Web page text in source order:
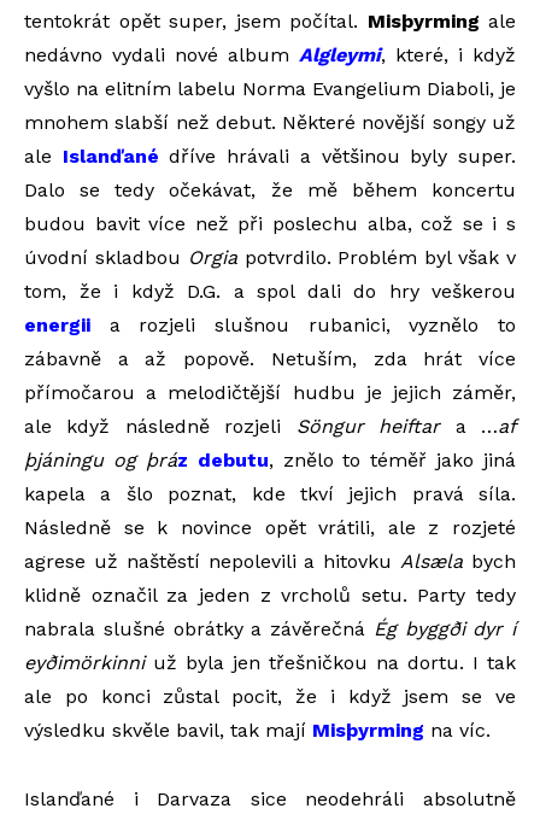
tentokrát opět super, jsem počítal. Misþyrming ale
nedávno vydali nové album Algleymi, které, i když
vyšlo na elitním labelu Norma Evangelium Diaboli, je
mnohem slabší než debut. Některé novější songy už
ale Islanďané dříve hrávali a většinou byly super.
Dalo se tedy očekávat, že mě během koncertu
budou bavit více než při poslechu alba, což se i s
úvodní skladbou Orgiapotvrdilo. Problém byl však v
tom, že i když D.G. a spol dali do hry veškerou
energii a rozjeli slušnou rubanici, vyznělo to
zábavně a až popově. Netuším, zda hrát více
přímočarou a melodičtější hudbu je jejich záměr,
ale když následně rozjeli Söngur heiftara …af
þjáningu og þráz debutu, znělo to téměř jako jiná
kapela a šlo poznat, kde tkví jejich pravá síla.
Následně se k novince opět vrátili, ale z rozjeté
agrese už naštěstí nepolevili a hitovkuAlsæla bych
klidně označil za jeden z vrcholů setu. Party tedy
nabrala slušné obrátky a závěrečná Ég byggði dyr í
eyðimörkinniuž byla jen třešničkou na dortu. I tak
ale po konci zůstal pocit, že i když jsem se ve
výsledku skvěle bavil, tak mají Misþyrming na víc.
Islanďané i Darvaza sice neodehráli absolutně